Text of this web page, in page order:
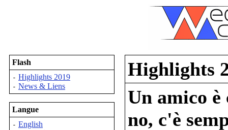
Flash
- Highlights 2019
- News & Liens
Langue
- English
Highlights
Un amico è
no, c'è